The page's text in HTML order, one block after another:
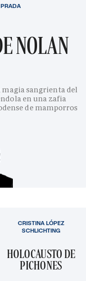
NOLAN
sangrienta del
en una zafia
de mamporros
HOLOCAUSTO DE
PICHONES
CRISTINA LÓPEZ
SCHLICHTING